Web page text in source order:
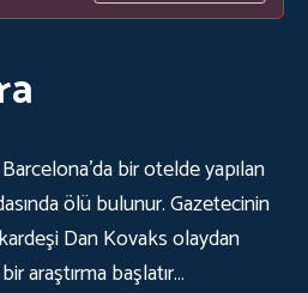
bir otelde yapılan
ölü bulunur. Gazetecinin
Dan Kovaks olaydan
araştırma başlatır…